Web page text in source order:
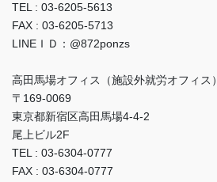
TEL : 03-6205-5613
FAX : 03-6205-5713
LINEＩＤ：@872ponzs
高田馬場オフィス（施設外就労オフィス）
〒169-0069
東京都新宿区高田馬場4-4-2
尾上ビル2F
TEL : 03-6304-0777
FAX : 03-6304-0777